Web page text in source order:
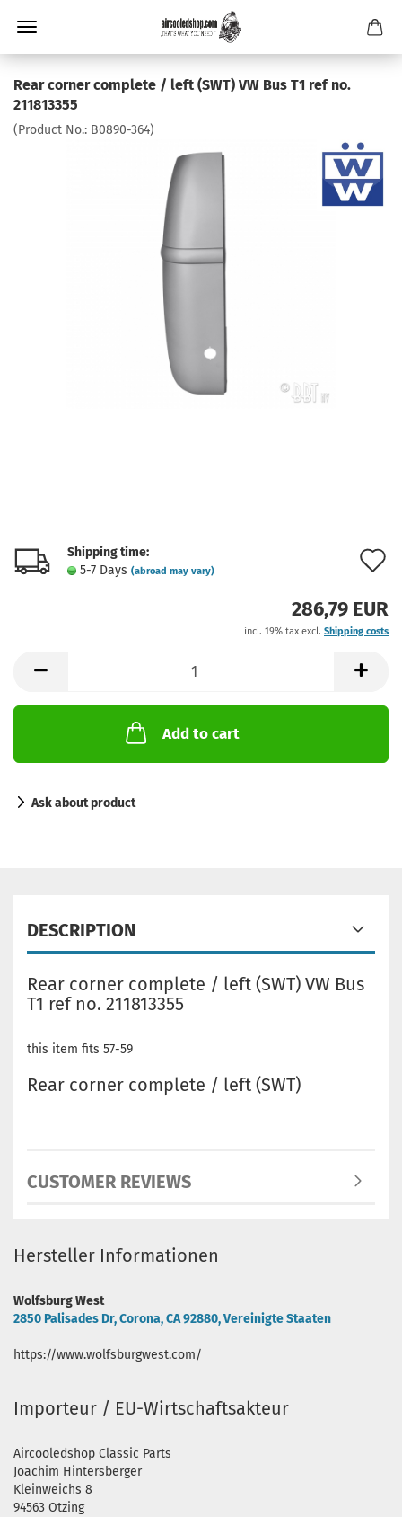
Rear corner complete / left (SWT) VW Bus T1 ref no.
211813355
(Product No.: B0890-364)
Shipping time:
5-7 Days (abroad may vary)
286,79 EUR
incl. 19% tax excl. Shipping costs
Add to cart
Ask about product
DESCRIPTION
Rear corner complete / left (SWT) VW Bus
T1 ref no. 211813355
this item fits 57-59
Rear corner complete / left (SWT)
CUSTOMER REVIEWS
Hersteller Informationen
Wolfsburg West
2850 Palisades Dr, Corona, CA 92880, Vereinigte Staaten
https://www.wolfsburgwest.com/
Importeur / EU-Wirtschaftsakteur
Aircooledshop Classic Parts
Joachim Hintersberger
Kleinweichs 8
94563 Otzing